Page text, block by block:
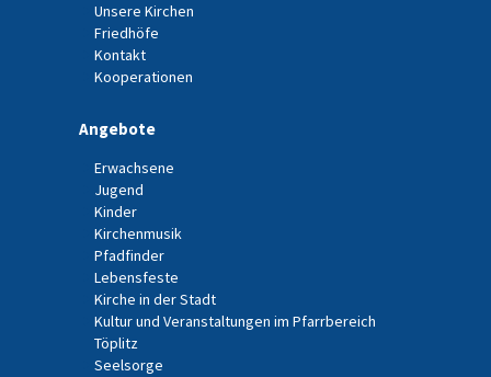
Unsere Kirchen
Friedhöfe
Kontakt
Kooperationen
Angebote
Erwachsene
Jugend
Kinder
Kirchenmusik
Pfadfinder
Lebensfeste
Kirche in der Stadt
Kultur und Veranstaltungen im Pfarrbereich
Töplitz
Seelsorge